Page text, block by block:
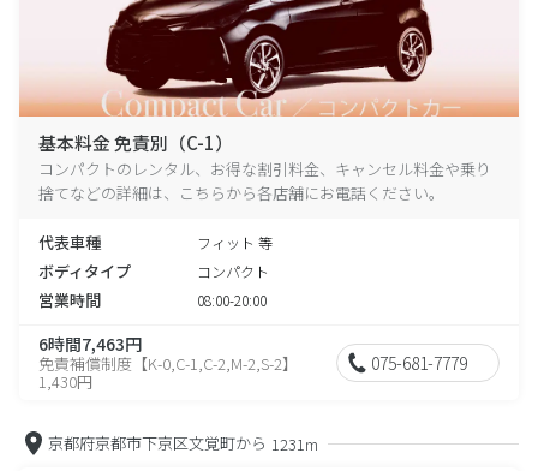
基本料金 免責別（C-1）
コンパクトのレンタル、お得な割引料金、キャンセル料金や乗り
捨てなどの詳細は、こちらから各店舗にお電話ください。
代表車種 フィット 等
ボディタイプ コンパクト
営業時間 08:00-20:00
6時間7,463円
免責補償制度【K-0,C-1,C-2,M-2,S-2】
1,430円
075-681-7779
京都府京都市下京区文覚町から 1231m